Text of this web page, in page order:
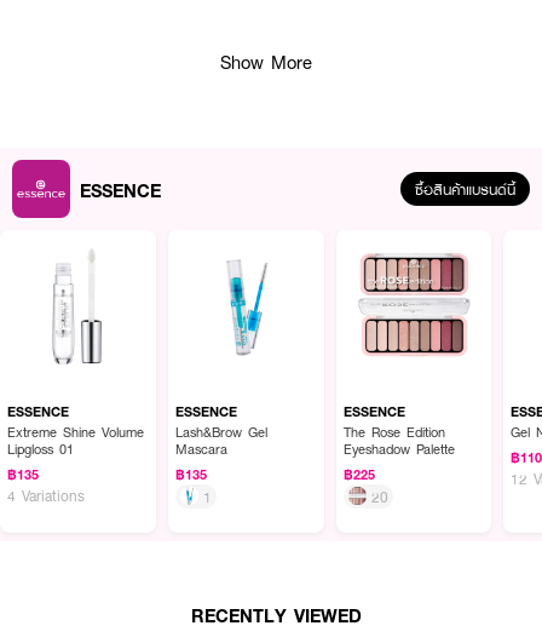
Show More
ESSENCE ซื้อสินค้าแบรนด์นี้
ESSENCE
Extreme Shine Volume
Lipgloss 01
฿135
4 Variations
ESSENCE
Lash&Brow Gel
Mascara
฿135
1
ESSENCE
The Rose Edition
Eyeshadow Palette
฿225
20
Gel
฿110
12
RECENTLY VIEWED